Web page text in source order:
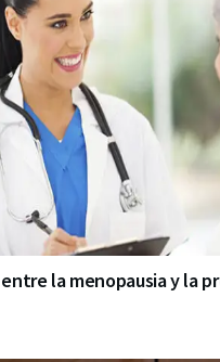
la menopausia y la